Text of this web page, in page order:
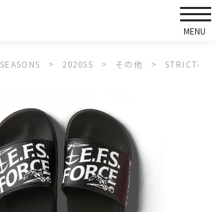
SEASONS 2020SS その他 STRICT-G